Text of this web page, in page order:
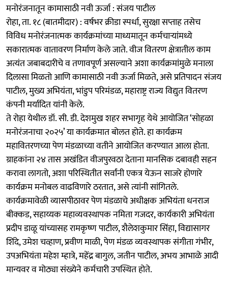
मनोरंजनातून कामासाठी नवी ऊर्जा : संजय पाटील
रोहा, ता. १८ (बातमीदार) : वर्षभर क्रीडा स्पर्धा, सुरक्षा सप्ताह तसेच
विविध मनोरंजनात्मक कार्यक्रमांच्या माध्यमातून कर्मचाऱ्यांमध्ये
सकारात्मक वातावरण निर्माण केले जाते. वीज वितरण क्षेत्रातील काम
अत्यंत जबाबदारीचे व तणावपूर्ण असल्याने अशा कार्यक्रमांमुळे मनाला
दिलासा मिळतो आणि कामासाठी नवी ऊर्जा मिळते, असे प्रतिपादन संजय
पाटील, मुख्य अभियंता, भांडुप परिमंडळ, महाराष्ट्र राज्य विद्युत वितरण
कंपनी मर्यादित यांनी केले.
ते रोहा येथील डॉ. सी. डी. देशमुख शहर सभागृह येथे आयोजित ‘सोहळा
मनोरंजनाचा २०२५’ या कार्यक्रमात बोलत होते. हा कार्यक्रम
महावितरणच्या पेण मंडळाच्या वतीने आयोजित करण्यात आला होता.
ग्राहकांना २४ तास अखंडित वीजपुरवठा देताना मानसिक दबावही सहन
करावा लागतो, अशा परिस्थितीत सर्वांनी एकत्र येऊन साजरे होणारे
कार्यक्रम मनोबल वाढविणारे ठरतात, असे त्यांनी सांगितले.
कार्यक्रमावेळी व्यासपीठावर पेण मंडळाचे अधीक्षक अभियंता धनराज
बीक्कड, सहाय्यक महाव्यवस्थापक नमिता गजदर, कार्यकारी अभियंता
प्रदीप डाळू यांच्यासह रामकृष्ण पाटील, शैलेशकुमार सिंहा, विद्यासागर
शिंदे, उमेश चव्हाण, प्रवीण माळी, पेण मंडळ व्यवस्थापक संगीता गंभीर,
उपअभियंता महेश म्हात्रे, महेंद्र बागुल, जतीन पाटील, अभय आभाळे आदी
मान्यवर व मोठ्या संख्येने कर्मचारी उपस्थित होते.